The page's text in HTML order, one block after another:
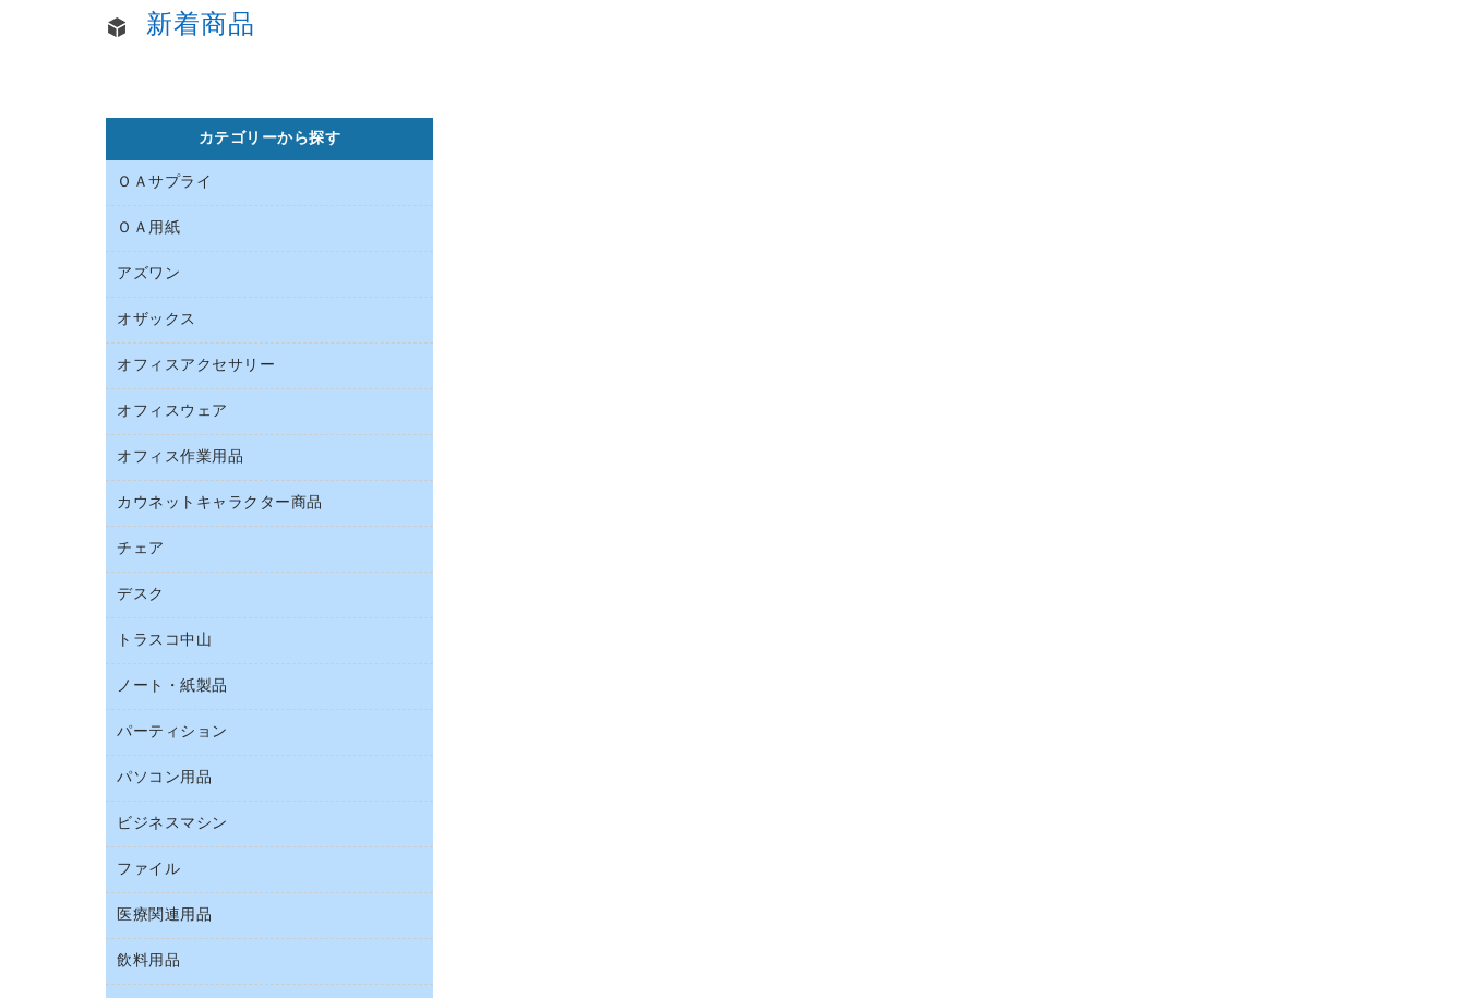
新着商品
カテゴリーから探す
ＯＡサプライ
インクカートリッジ
トナーカートリッジ
ファクシミリトナー
プリンタ用リボン
リサイクルトナー（プール方式）
互換インクカートリッジ
ＯＡ用紙
インクジェットプリンタ用紙
その他コピー用紙・プリンタ用紙
ハガキ用紙
ファクシミリ用紙
ラベル用紙
ワープロ用紙
帳票用紙／フォーム用紙
アズワン
オフィス用品
オザックス
店舗用品
オフィスアクセサリー
インテリア・インテリア収納
オフィスアクセサリー
オフィスウェア
アウター
医療・介護・ワーキングウェア
オフィス作業用品
ペット用品
結束用品
工場用品
梱包用テープ
作業用雑貨
作業用手袋
倉庫収納用品
防災用品
養生用品
カウネットキャラクター商品
カウネットキャラクター商品
チェア
オフィスチェア
ミーティングチェア
応接イス・ベンチ
デスク
カウンター
ミーティングテーブル
トラスコ中山
建築・作業用品
ノート・紙製品
ノート
ルーズリーフ
各種用紙
額縁
帳簿
典礼用品
パーティション
パーティション
パソコン用品
ＨＤＤ／ＳＳＤ
ＯＡクリーナー／エアダスター
ＯＡフィルター
ＵＳＢハブ／ＵＳＢアクセサリー
ビジネスマシン
ＵＳＢメモリ
インクジェットプリンタ／複合機
スキャナー
デジタルカメラ
ファイル
２穴リフィル・２穴インデックス
３０穴リフィル・３０穴インデックス
Ｚ式ファイル
医療関連用品
医療関連用品
飲料用品